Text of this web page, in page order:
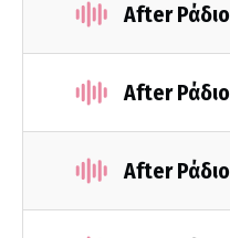
After
After
After